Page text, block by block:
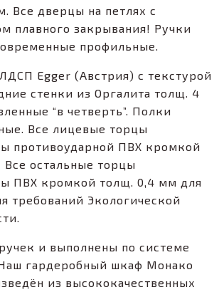
Все дверцы на петлях с
плавного закрывания! Ручки
профильные.
Egger (Австрия) с текстурой
стенки из Оргалита толщ. 4
“в четверть”. Полки
Все лицевые торцы
противоударной ПВХ кромкой
остальные торцы
ПВХ кромкой толщ. 0,4 мм для
требований Экологической
и выполнены по системе
гардеробный шкаф Монако
из высококачественных